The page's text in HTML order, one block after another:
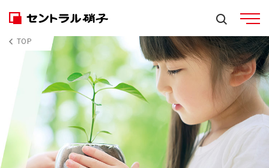
TOP